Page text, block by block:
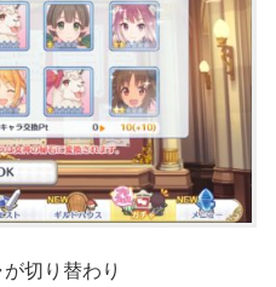
切り替わり